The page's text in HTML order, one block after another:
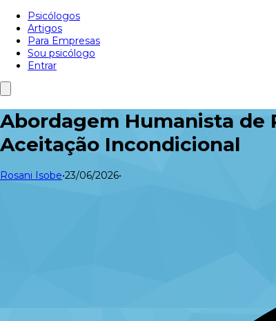
Psicólogos
Artigos
Para Empresas
Sou psicólogo
Entrar
Abordagem Humanista de
Aceitação Incondicional
Rosani Isobe•23/06/2026•